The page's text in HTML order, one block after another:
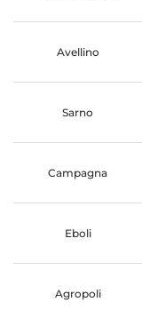
Avellino
Sarno
Campagna
Eboli
Agropoli